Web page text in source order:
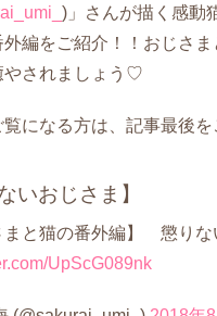
)」さんが描く感動
編をご紹介！！おじさ
やされましょう♡
になる方は、記事最後
いおじさま】
まと猫の番外編】 懲りな
UpScG089nk